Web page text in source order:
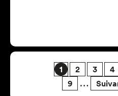
Pagination
Page
1 Page
2 Page
3 4
Page
9 … Page